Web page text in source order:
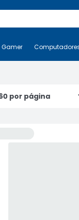
PC Gamer
Gamer